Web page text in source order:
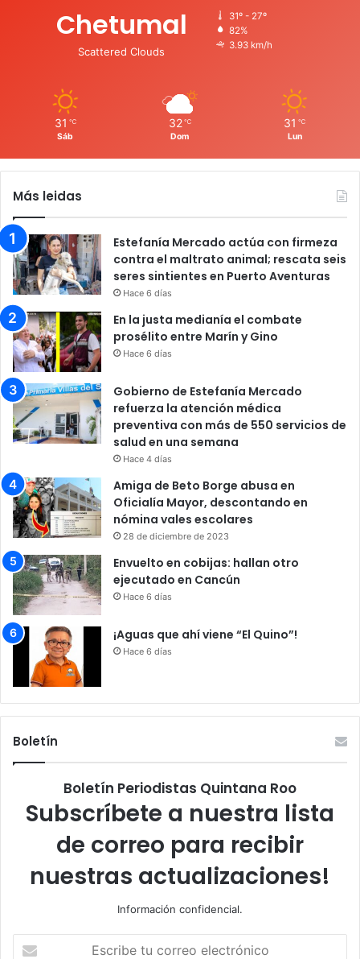
Chetumal
Scattered Clouds
31º - 27º
82%
3.93 km/h
31 ℃
Sáb
32 ℃
Dom
31 ℃
Lun
Más leidas
Estefanía Mercado actúa con firmeza
contra el maltrato animal; rescata seis
seres sintientes en Puerto Aventuras
Hace 6 días
En la justa medianía el combate
prosélito entre Marín y Gino
Hace 6 días
Gobierno de Estefanía Mercado
refuerza la atención médica
preventiva con más de 550 servicios de
salud en una semana
Hace 4 días
Amiga de Beto Borge abusa en
Oficialía Mayor, descontando en
nómina vales escolares
28 de diciembre de 2023
Envuelto en cobijas: hallan otro
ejecutado en Cancún
Hace 6 días
¡Aguas que ahí viene “El Quino”!
Hace 6 días
Boletín
Boletín Periodistas Quintana Roo
Subscríbete a nuestra lista
de correo para recibir
nuestras actualizaciones!
Información confidencial.